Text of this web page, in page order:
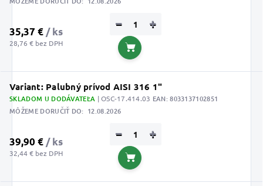
35,37 € / ks
28,76 € bez DPH
+
−
Do košíka
Variant: Palubný prívod AISI 316 1"
SKLADOM U DODÁVATEĽA | OSC-17.414.03 EAN:8033137102851
MÔŽEME DORUČIŤ DO: 12.08.2026
39,90 € / ks
32,44 € bez DPH
+
−
Do košíka